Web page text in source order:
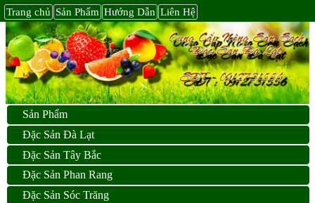
Trang chủ Sản Phẩm Hướng Dẫn Liên Hệ
Sản Phẩm
Đặc Sản Đà Lạt
Đặc Sản Tây Bắc
Đặc Sản Phan Rang
Đặc Sản Sóc Trăng